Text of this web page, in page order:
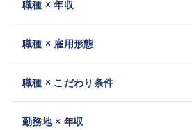
職種 × 年収
職種 × 雇用形態
職種 × こだわり条件
勤務地 × 年収